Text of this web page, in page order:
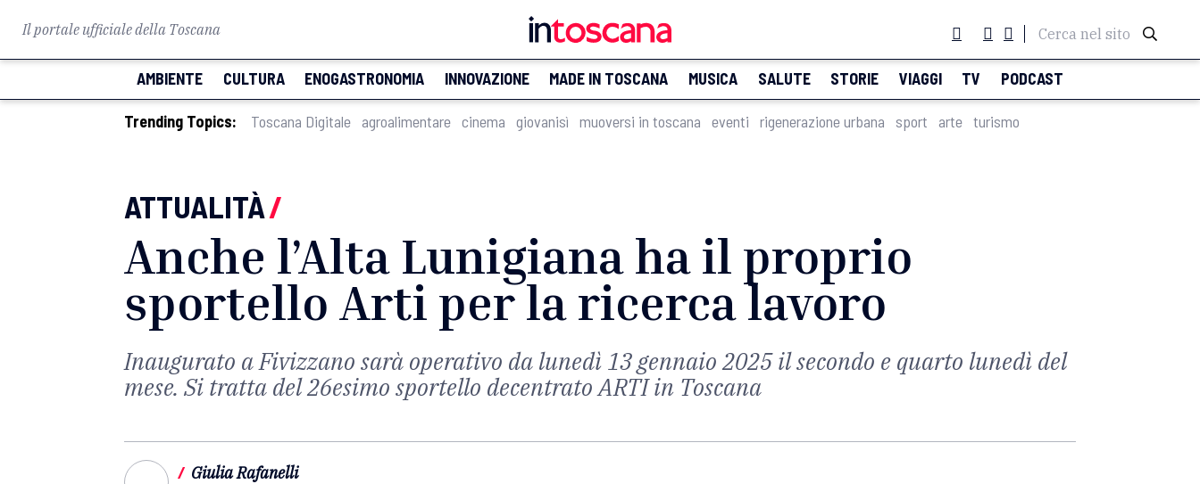
Il portale ufficiale della Toscana Cerca nel sito
AMBIENTE CULTURA ENOGASTRONOMIA INNOVAZIONE MADE IN TOSCANA MUSICA SALUTE STORIE VIAGGI TV PODCAST
Trending Topics: Toscana Digitale agroalimentare cinema giovanisì muoversi in toscana eventi rigenerazione urbana sport arte turismo
ATTUALITÀ/
Anche l’Alta Lunigiana ha il proprio
sportello Arti per la ricerca lavoro
Inaugurato a Fivizzano sarà operativo da lunedì 13 gennaio 2025 il secondo e quarto lunedì del
mese. Si tratta del 26esimo sportello decentrato ARTI in Toscana
/ Giulia Rafanelli